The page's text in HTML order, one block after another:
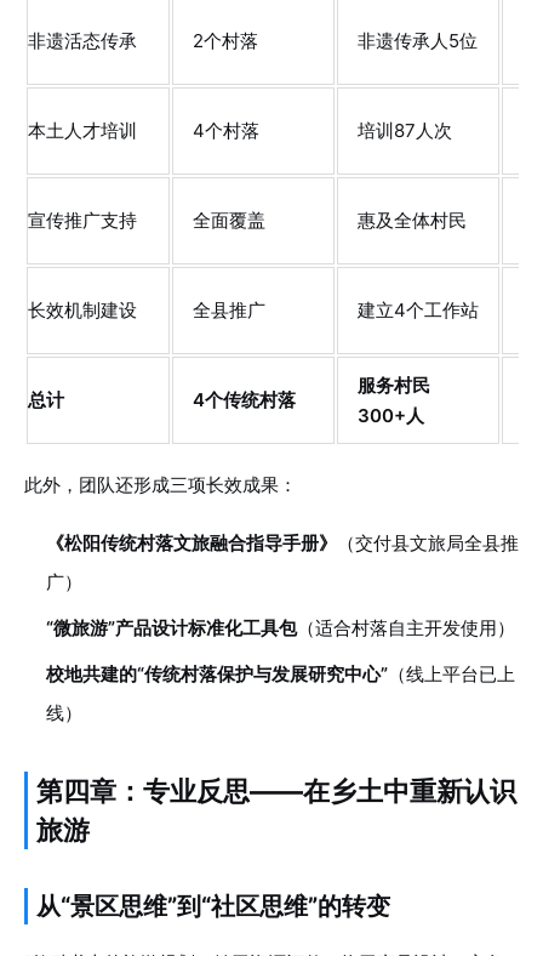
非遗活态传承 2个村落 非遗传承人5位
本土人才培训 4个村落 培训87人次
宣传推广支持 全面覆盖 惠及全体村民
长效机制建设 全县推广 建立4个工作站
总计 4个传统村落
服务村民
300+人
此外，团队还形成三项长效成果：
《松阳传统村落文旅融合指导手册》
（交付县文旅局全县推
广）
“微旅游”产品设计标准化工具包（适合村落自主开发使用）
校地共建的“传统村落保护与发展研究中心” （线上平台已上
线）
第四章：专业反思——在乡土中重新认识
旅游
从“景区思维”到“社区思维”的转变